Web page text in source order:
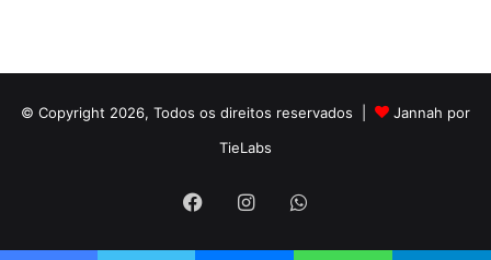
© Copyright 2026, Todos os direitos reservados |
Jannah por
TieLabs
FacebookInstagramWhatsApp